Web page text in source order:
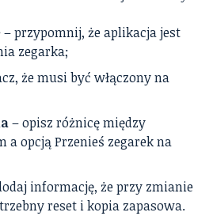
– przypomnij, że aplikacja jest
zegarka;
że musi być włączony na
– opisz różnicę między
a opcją Przenieś zegarek na
informację, że przy zmianie
reset i kopia zapasowa.